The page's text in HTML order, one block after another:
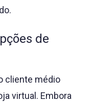
de
cliente médio
virtual. Embora